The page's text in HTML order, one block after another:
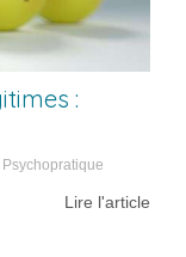
:
Lire l'article